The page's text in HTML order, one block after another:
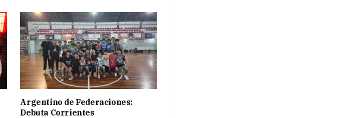
Argentino de Federaciones:
Debuta Corrientes